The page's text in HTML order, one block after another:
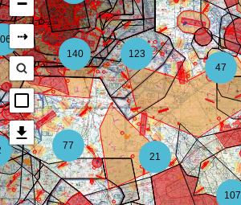
107
77
123
47
21
140
⇢